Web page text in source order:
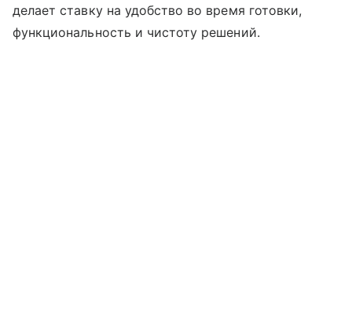
делает ставку на удобство во время готовки,
функциональность и чистоту решений.